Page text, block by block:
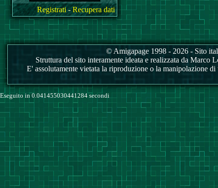
Registrati-Recupera dati
© Amigapage 1998 - 2026 - Sito
Struttura del sito interamente ideata e realizzata da
E' assolutamente vietata la riproduzione o la manipolazione
Eseguito in 0.041455030441284 secondi